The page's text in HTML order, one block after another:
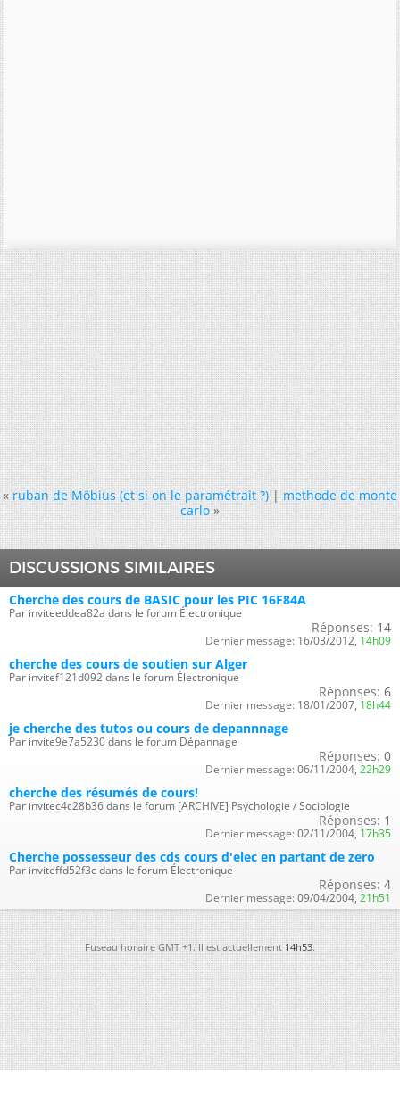
« ruban de Möbius (et si on le paramétrait ?)|methode de monte
carlo »
DISCUSSIONS SIMILAIRES
Cherche des cours de BASIC pour les PIC 16F84A
Par inviteeddea82a dans le forum Électronique
Réponses: 14
Dernier message: 16/03/2012, 14h09
cherche des cours de soutien sur Alger
Par invitef121d092 dans le forum Électronique
Réponses: 6
Dernier message: 18/01/2007, 18h44
je cherche des tutos ou cours de depannnage
Par invite9e7a5230 dans le forum Dépannage
Réponses: 0
Dernier message: 06/11/2004, 22h29
cherche des résumés de cours!
Par invitec4c28b36 dans le forum [ARCHIVE] Psychologie / Sociologie
Réponses: 1
Dernier message: 02/11/2004, 17h35
Cherche possesseur des cds cours d'elec en partant de zero
Par inviteffd52f3c dans le forum Électronique
Réponses: 4
Dernier message: 09/04/2004, 21h51
Fuseau horaire GMT +1. Il est actuellement14h53.